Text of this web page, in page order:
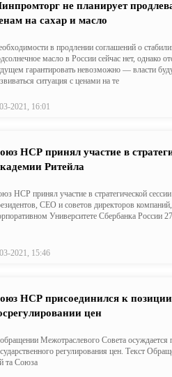
не планирует
на сахар и масло
в продлении соглашений о
масло в России сейчас нет, однако
гарантировать невозможно — власти
ситуация с ценами на те
2021, 16:01
НСР принял участие в
Ритейла
НСР принял участие в стратегической
CEO и советов директоров
Университете Сбербанка России
2021, 15:46
НСР присоединился к
цен
Межотраслевого Совета осуждается
регулирования цен. Текст
та Союза